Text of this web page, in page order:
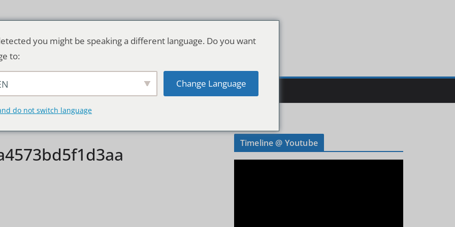
& WELT
Timeline @ Youtube
you might be speaking a different language. Do you want
to:
Change Language
do not switch language